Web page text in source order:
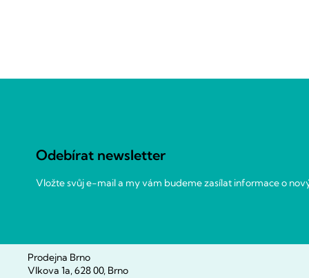
Odebírat newsletter
Vložte svůj e-mail a my vám budeme zasílat informace o
Prodejna Brno
Vlkova 1a, 628 00, Brno